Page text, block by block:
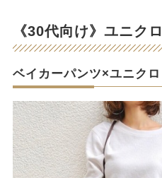
《30代向け》ユニク
ベイカーパンツ×ユニク